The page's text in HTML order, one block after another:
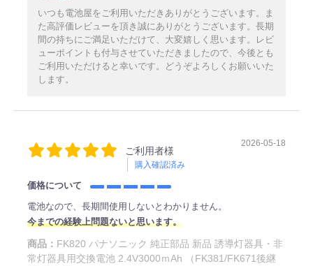
いつも電池屋をご利用いただきありがとうございます。ま
た高評価レビューを頂き誠にありがとうございます。長期
間の持ちにご満足いただけて、大変嬉しく思います。レビ
ューポイントも付与させていただきましたので、今後とも
ご利用いただけると幸いです。どうぞよろしくお願いいた
します。
ご利用者様
購入確認済み
2026-05-18
価格について
電池なので、長期間使用しないとわかりません。
今までの経験上問題ないと思います。
商品： FK820 パナソニック 純正部品 新品 誘導灯器具・非
常灯器具用交換電池 2.4V3000ｍAh （FK381/FK671後継